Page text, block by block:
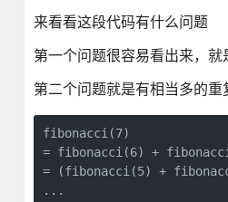
来看看这段代码有什么问题
第一个问题很容易看出来，
第二个问题就是有相当多的重
fibonacci(7)
= fibonacci(6) +
= (fibonacci(5) +